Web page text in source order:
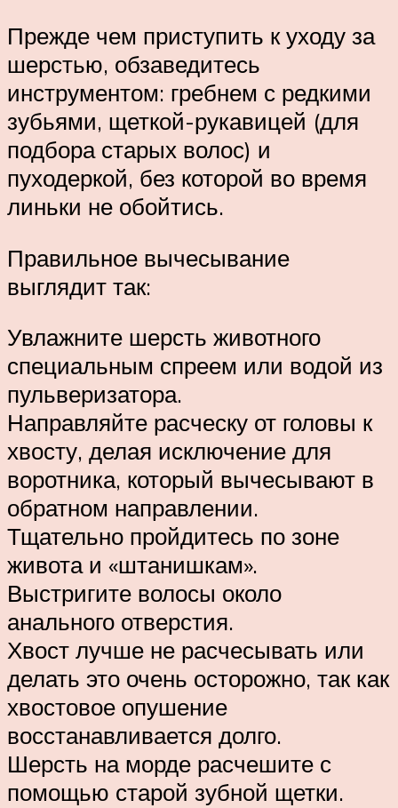
Прежде чем приступить к уходу за
шерстью, обзаведитесь
инструментом: гребнем с редкими
зубьями, щеткой-рукавицей (для
подбора старых волос) и
пуходеркой, без которой во время
линьки не обойтись.
Правильное вычесывание
выглядит так:
Увлажните шерсть животного
специальным спреем или водой из
пульверизатора.
Направляйте расческу от головы к
хвосту, делая исключение для
воротника, который вычесывают в
обратном направлении.
Тщательно пройдитесь по зоне
живота и «штанишкам».
Выстригите волосы около
анального отверстия.
Хвост лучше не расчесывать или
делать это очень осторожно, так как
хвостовое опушение
восстанавливается долго.
Шерсть на морде расчешите с
помощью старой зубной щетки.